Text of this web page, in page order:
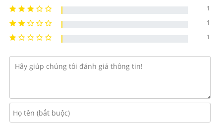
-Tiếp thêm sức mạnh cho làn da mệt mỏi, giúp cho da
tươi mới
-Cấp ẩm cho da ngay lập tức, giúp da săn mịn, giúp cho
làn da tràn đầy năng lượng.
-Cải thiện độ săn chắc từ bên trong bằng cách giúp khóa
độ ẩm
1
1
1